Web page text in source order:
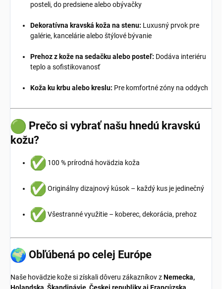
posteli, do predsiene alebo obývačky
Dekoratívna kravská koža na stenu: Luxusný prvok pre
galérie, kancelárie alebo štýlové bývanie
Prehoz z kože na sedačku alebo posteľ: Dodáva interiéru
teplo a sofistikovanosť
Koža ku krbu alebo kreslu: Pre komfortné zóny na oddych
Prečo si vybrať našu hnedú kravskú
kožu?
100 % prírodná hovädzia koža
Originálny dizajnový kúsok – každý kus je jedinečný
Všestranné využitie – koberec, dekorácia, prehoz
Obľúbená po celej Európe
Naše hovädzie kože si získali dôveru zákazníkov zNemecka,